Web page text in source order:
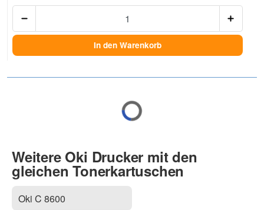
In den Warenkorb
Weitere Oki Drucker mit den
gleichen Tonerkartuschen
Oki C 8600